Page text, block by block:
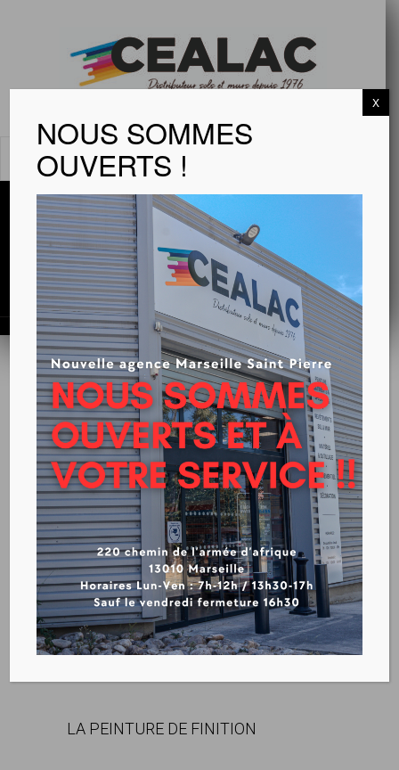
MENU
PEINTURE FINITION
VELOURS ALGOPRO
Télécharger la fiche technique
LA PEINTURE DE FINITION
NOUS SOMMES
OUVERTS !
X